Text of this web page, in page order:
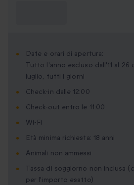
Date e orari di apertura:
Tutto l'anno escluso dall'11 al 26
luglio, tutti i giorni
Check-in dalle 12:00
Check-out entro le 11:00
Wi-Fi
Età minima richiesta: 18 anni
Animali non ammessi
Tassa di soggiorno non inclusa
per l'importo esatto)